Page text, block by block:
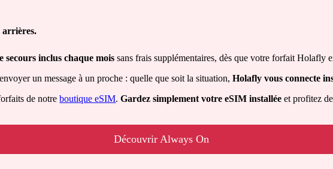
arrières.
secours inclus chaque mois sans frais supplémentaires, dès que votre forfait Holafly
un message à un proche : quelle que soit la situation,Holafly vous connecte
de notreboutique eSIM.Gardez simplement votre eSIM installée et profitez
Découvrir Always On